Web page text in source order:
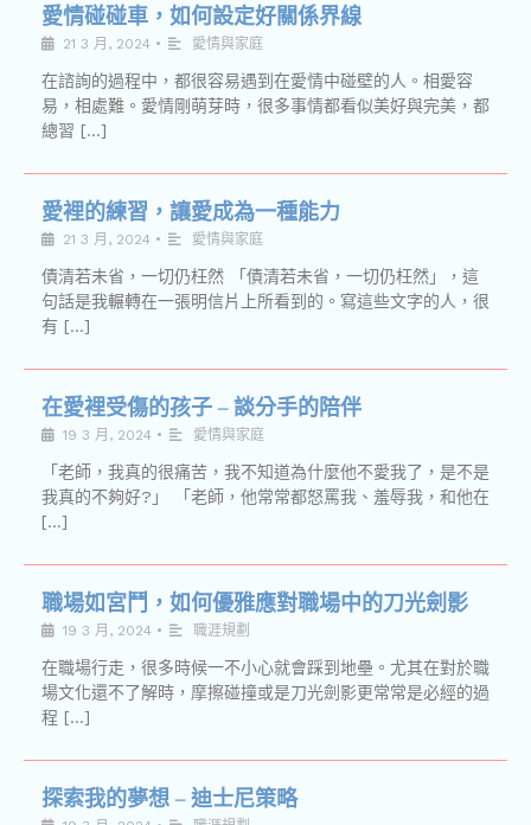
愛情碰碰車，如何設定好關係界線
21 3 月, 2024 • 愛情與家庭
在諮詢的過程中，都很容易遇到在愛情中碰壁的人。相愛容
易，相處難。愛情剛萌芽時，很多事情都看似美好與完美，都
總習 […]
愛裡的練習，讓愛成為一種能力
21 3 月, 2024 • 愛情與家庭
債清若未省，一切仍枉然 「債清若未省，一切仍枉然」，這
句話是我輾轉在一張明信片上所看到的。寫這些文字的人，很
有 […]
在愛裡受傷的孩子 – 談分手的陪伴
19 3 月, 2024 • 愛情與家庭
「老師，我真的很痛苦，我不知道為什麼他不愛我了，是不是
我真的不夠好?」 「老師，他常常都怒罵我、羞辱我，和他在
[…]
職場如宮鬥，如何優雅應對職場中的刀光劍影
19 3 月, 2024 • 職涯規劃
在職場行走，很多時候一不小心就會踩到地壘。尤其在對於職
場文化還不了解時，摩擦碰撞或是刀光劍影更常常是必經的過
程 […]
探索我的夢想 – 迪士尼策略